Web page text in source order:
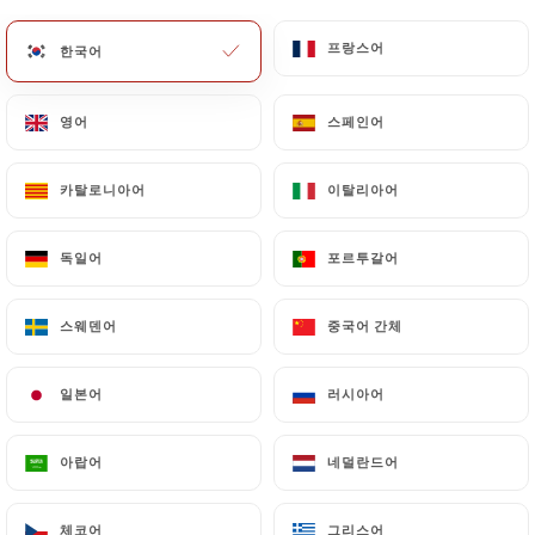
메뉴
한국어 프랑스어
영어 스페인어
카탈로니아어 이탈리아어
독일어 포르투갈어
스웨덴어 중국어 간체
일본어 러시아어
아랍어 네덜란드어
체코어 그리스어
연락처
한국어 프랑스어
영어 스페인어
카탈로니아어 이탈리아어
독일어 포르투갈어
스웨덴어 중국어 간체
일본어 러시아어
아랍어 네덜란드어
체코어 그리스어